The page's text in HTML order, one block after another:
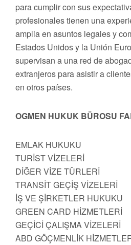
para cumplir con sus
profesionales tienen una
amplia en asuntos legales y
Estados Unidos y la Unión
supervisan a una red de
extranjeros para asistir a
en otros países.
OGMEN HUKUK BÜROSU
EMLAK HUKUKU
TURİST VİZELERİ
DİĞER VİZE TÜRLERİ
TRANSİT GEÇİŞ VİZELERİ
İŞ VE ŞİRKETLER HUKUKU
GREEN CARD HİZMETLERİ
GEÇİCİ ÇALIŞMA VİZELERİ
ABD GÖÇMENLİK